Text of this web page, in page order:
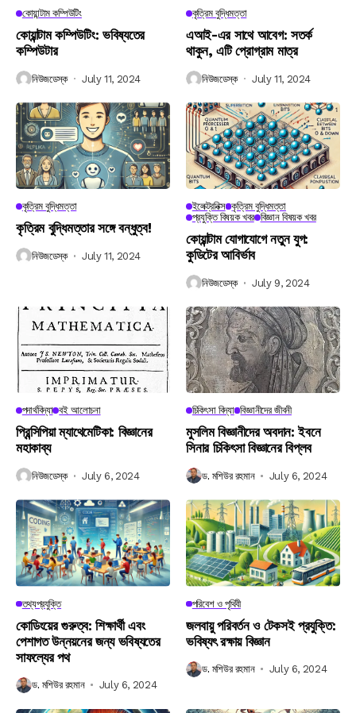
কোয়ান্টাম কম্পিউটিং
কোয়ান্টাম কম্পিউটিং: ভবিষ্যতের
কম্পিউটার
নিউজডেস্ক July 11, 2024
কৃত্রিম বুদ্ধিমত্তা
এআই-এর সাথে আবেগ: সতর্ক
থাকুন, এটি প্রোগ্রাম মাত্র
নিউজডেস্ক July 11, 2024
কৃত্রিম বুদ্ধিমত্তা
কৃত্রিম বুদ্ধিমত্তার সঙ্গে বন্ধুত্ব!
নিউজডেস্ক July 11, 2024
ইলেক্ট্রনিক্স কৃত্রিম বুদ্ধিমত্তা
প্রযুক্তি বিষয়ক খবর বিজ্ঞান বিষয়ক খবর
কোয়ান্টাম যোগাযোগে নতুন যুগ:
কুডিটের আবির্ভাব
নিউজডেস্ক July 9, 2024
পদার্থবিদ্যা বই আলোচনা
প্রিন্সিপিয়া ম্যাথেমেটিকা: বিজ্ঞানের
মহাকাব্য
নিউজডেস্ক July 6, 2024
চিকিৎসা বিদ্যা বিজ্ঞানীদের জীবনী
মুসলিম বিজ্ঞানীদের অবদান: ইবনে
সিনার চিকিৎসা বিজ্ঞানের বিপ্লব
ড. মশিউর রহমান July 6, 2024
তথ্যপ্রযুক্তি
কোডিংয়ের গুরুত্ব: শিক্ষার্থী এবং
পেশাগত উন্নয়নের জন্য ভবিষ্যতের
সাফল্যের পথ
ড. মশিউর রহমান July 6, 2024
পরিবেশ ও পৃথিবী
জলবায়ু পরিবর্তন ও টেকসই প্রযুক্তি:
ভবিষ্যৎ রক্ষায় বিজ্ঞান
ড. মশিউর রহমান July 6, 2024